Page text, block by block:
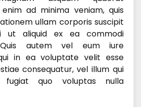
ad minima veniam, quis
ullam corporis suscipit
ut aliquid ex ea commodi
Quis autem vel eum iure
in ea voluptate velit esse
consequatur, vel illum qui
fugiat quo voluptas nulla